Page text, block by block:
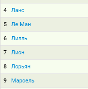
4 Ланс
5 Ле Ман
6 Лилль
7 Лион
8 Лорьян
9 Марсель